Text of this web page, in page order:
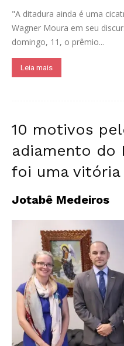
"A ditadura ainda é uma
Wagner Moura em seu
domingo, 11, o prêmio...
Leia mais
10 motivos
adiamento do
foi uma
Jotabê Medeiros